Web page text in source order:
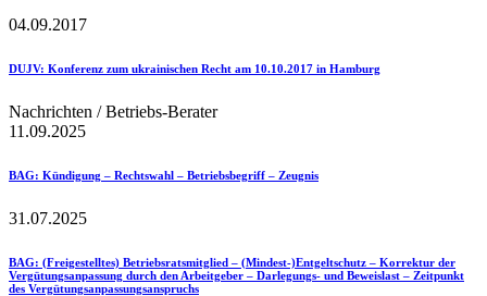
04.09.2017
DUJV: Konferenz zum ukrainischen Recht am 10.10.2017 in Hamburg
Nachrichten / Betriebs-Berater
11.09.2025
BAG: Kündigung – Rechtswahl – Betriebsbegriff – Zeugnis
31.07.2025
BAG: (Freigestelltes) Betriebsratsmitglied – (Mindest-)Entgeltschutz – Korrektur der
Vergütungsanpassung durch den Arbeitgeber – Darlegungs- und Beweislast – Zeitpunkt
des Vergütungsanpassungsanspruchs